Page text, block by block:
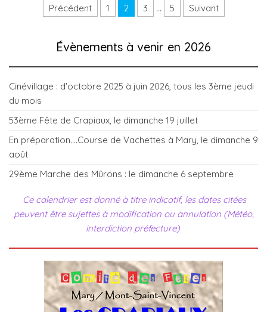
Pagination des publications
Précédent 1 2 3 … 5 Suivant
Évènements à venir en 2026
Cinévillage : d'octobre 2025 à juin 2026, tous les 3ème jeudi
du mois
53ème Fête de Crapiaux, le dimanche 19 juillet
En préparation....Course de Vachettes à Mary, le dimanche 9
août
29ème Marche des Mûrons : le dimanche 6 septembre
Ce calendrier est donné à titre indicatif, les dates citées
peuvent être sujettes à modification ou annulation (Météo,
interdiction préfecture)